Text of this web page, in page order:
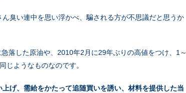
臭い連中を思い浮かべ、騙される方が不思議だと思うか
落した原油や、2010年2月に29年ぶりの高値をつけ、1～
じようなものなのです。
げ、需給をかたって追随買いを誘い、材料を提供した当